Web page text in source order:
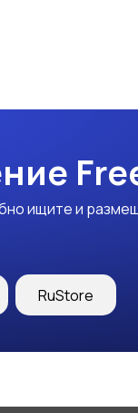
ищите и
RuStore